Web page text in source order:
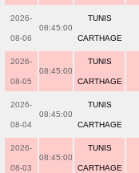
2026-
08-06
08:45:00
TUNIS
CARTHAGE
2026-
08-05
08:45:00
TUNIS
CARTHAGE
2026-
08-04
08:45:00
TUNIS
CARTHAGE
2026-
08-03
08:45:00
TUNIS
CARTHAGE